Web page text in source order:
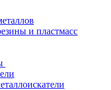
и пластмасс